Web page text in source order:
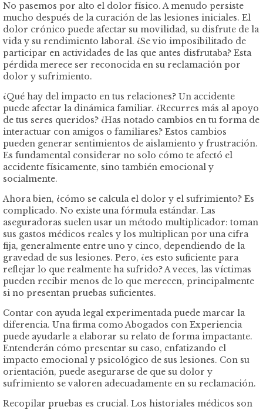
No pasemos por alto el dolor físico. A menudo persiste
mucho después de la curación de las lesiones iniciales. El
dolor crónico puede afectar su movilidad, su disfrute de la
vida y su rendimiento laboral. ¿Se vio imposibilitado de
participar en actividades de las que antes disfrutaba? Esta
pérdida merece ser reconocida en su reclamación por
dolor y sufrimiento.
¿Qué hay del impacto en tus relaciones? Un accidente
puede afectar la dinámica familiar. ¿Recurres más al apoyo
de tus seres queridos? ¿Has notado cambios en tu forma de
interactuar con amigos o familiares? Estos cambios
pueden generar sentimientos de aislamiento y frustración.
Es fundamental considerar no solo cómo te afectó el
accidente físicamente, sino también emocional y
socialmente.
Ahora bien, ¿cómo se calcula el dolor y el sufrimiento? Es
complicado. No existe una fórmula estándar. Las
aseguradoras suelen usar un método multiplicador: toman
sus gastos médicos reales y los multiplican por una cifra
fija, generalmente entre uno y cinco, dependiendo de la
gravedad de sus lesiones. Pero, ¿es esto suficiente para
reflejar lo que realmente ha sufrido? A veces, las víctimas
pueden recibir menos de lo que merecen, principalmente
si no presentan pruebas suficientes.
Contar con ayuda legal experimentada puede marcar la
diferencia. Una firma como Abogados con Experiencia
puede ayudarle a elaborar su relato de forma impactante.
Entenderán cómo presentar su caso, enfatizando el
impacto emocional y psicológico de sus lesiones. Con su
orientación, puede asegurarse de que su dolor y
sufrimiento se valoren adecuadamente en su reclamación.
Recopilar pruebas es crucial. Los historiales médicos son